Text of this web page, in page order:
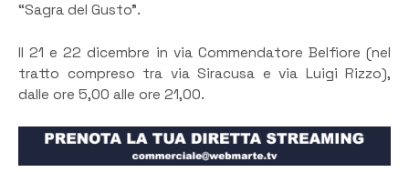
“Sagra del Gusto”.
Il 21 e 22 dicembre in via Commendatore Belfiore (nel
tratto compreso tra via Siracusa e via Luigi Rizzo),
dalle ore 5,00 alle ore 21,00.